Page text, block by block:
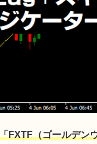
FXTF（ゴールデン